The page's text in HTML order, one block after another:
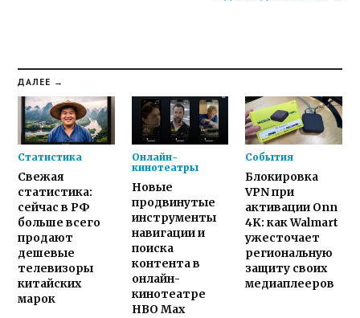
ДАЛЕЕ →
Статистика
Свежая
статистика:
сейчас в РФ
больше всего
продают
дешевые
телевизоры
китайских
марок
Онлайн-
кинотеатры
Новые
продвинутые
инструменты
навигации и
поиска
контента в
онлайн-
кинотеатре
HBO Max
События
Блокировка
VPN при
активации Onn
4K: как Walmart
ужесточает
региональную
защиту своих
медиаплееров